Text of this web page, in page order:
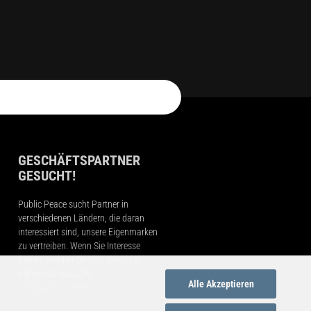
Alle Akzeptieren
GESCHÄFTSPARTNER
GESUCHT!
Public Peace sucht Partner in
verschiedenen Ländern, die daran
interessiert sind, unsere Eigenmarken
zu vertreiben. Wenn Sie Interesse